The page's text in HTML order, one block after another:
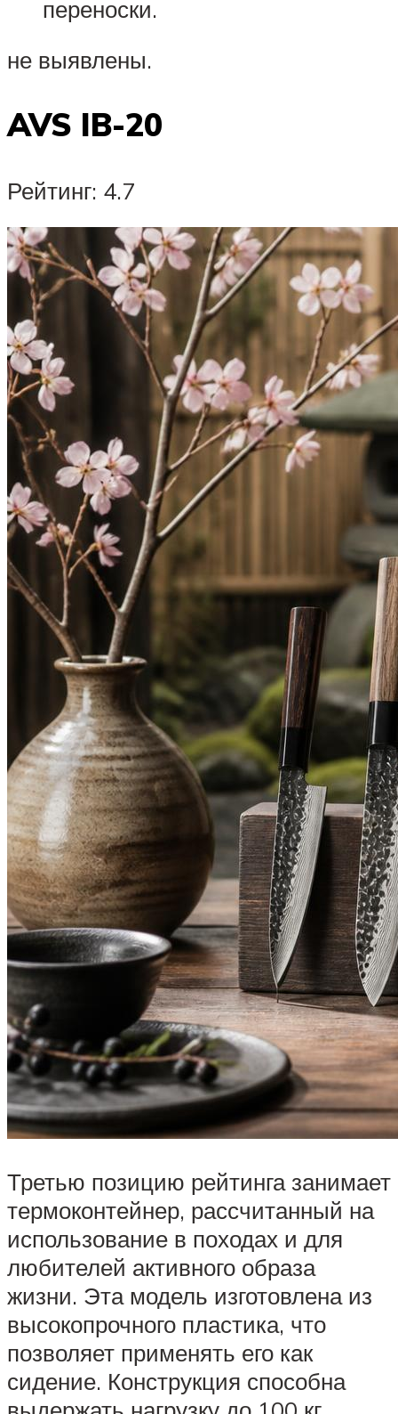
переноски.
не выявлены.
AVS IB-20
Рейтинг: 4.7
Третью позицию рейтинга занимает
термоконтейнер, рассчитанный на
использование в походах и для
любителей активного образа
жизни. Эта модель изготовлена из
высокопрочного пластика, что
позволяет применять его как
сидение. Конструкция способна